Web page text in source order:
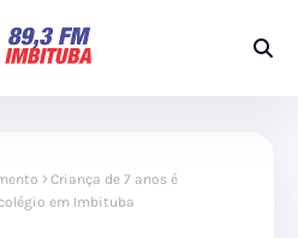
Criança de 7 anos é
em Imbituba